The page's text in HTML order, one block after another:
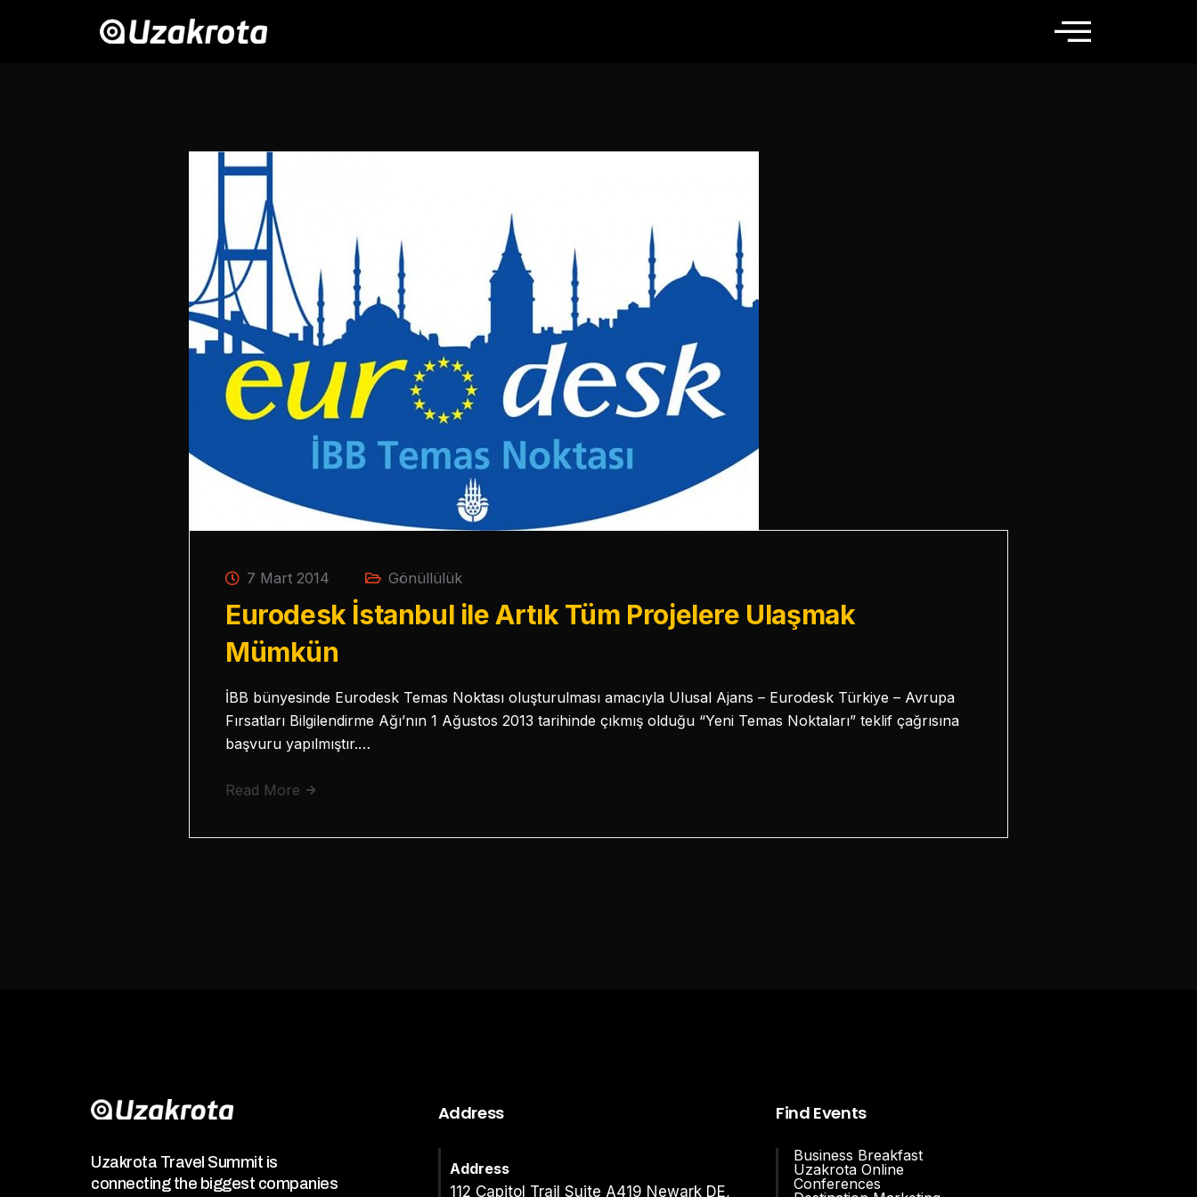
7 Mart 2014 Gönüllülük
Eurodesk İstanbul ile Artık Tüm Projelere Ulaşmak
Mümkün
İBB bünyesinde Eurodesk Temas Noktası oluşturulması amacıyla Ulusal Ajans – Eurodesk Türkiye – Avrupa
Fırsatları Bilgilendirme Ağı’nın 1 Ağustos 2013 tarihinde çıkmış olduğu “Yeni Temas Noktaları” teklif çağrısına
başvuru yapılmıştır.…
Read More
Uzakrota Travel Summit is
connecting the biggest companies
Address
Address
112 Capitol Trail Suite A419 Newark DE,
Find Events
Business Breakfast
Uzakrota Online
Conferences